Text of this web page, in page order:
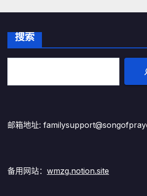
搜索
邮箱地址:
备用网站： wmzg.notion.site